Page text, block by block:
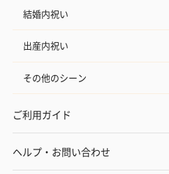
結婚内祝い
出産内祝い
その他のシーン
ご利用ガイド
ヘルプ・お問い合わせ